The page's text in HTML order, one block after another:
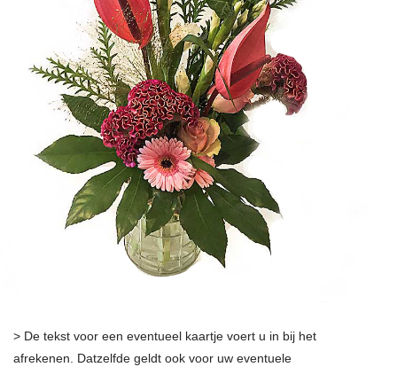
> De tekst voor een eventueel kaartje voert u in bij het
afrekenen. Datzelfde geldt ook voor uw eventuele